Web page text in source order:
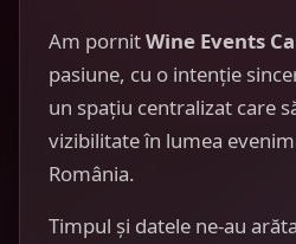
Am pornitWine Events
pasiune, cu o intenție
un spațiu centralizat care
vizibilitate în lumea
România.
Timpul și datele ne-au